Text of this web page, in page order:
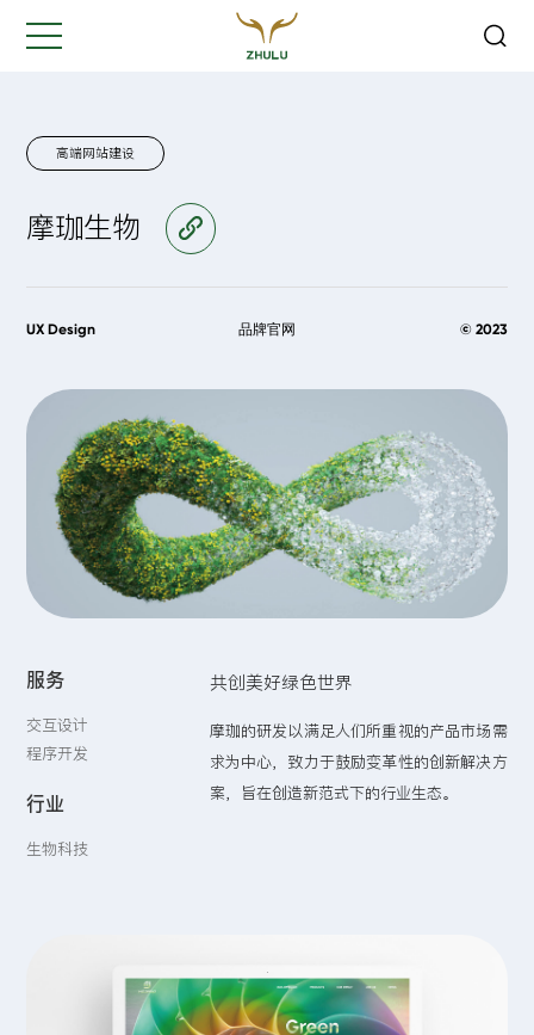
高端网站建设
摩珈生物
UX Design 品牌官网 © 2023
服务
交互设计
程序开发
行业
生物科技
共创美好绿色世界
摩珈的研发以满足人们所重视的产品市场需
求为中心，致力于鼓励变革性的创新解决方
案，旨在创造新范式下的行业生态。
是我们最重要的工作之一...
您的姓名:*
联系方式:*
您的需求:
留言: